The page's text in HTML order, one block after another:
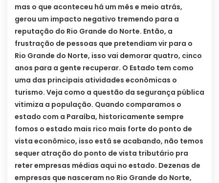
mas o que aconteceu há um mês e meio atrás,
gerou um impacto negativo tremendo para a
reputação do Rio Grande do Norte. Então, a
frustração de pessoas que pretendiam vir para o
Rio Grande do Norte, isso vai demorar quatro, cinco
anos para a gente recuperar. O Estado tem como
uma das principais atividades econômicas o
turismo. Veja como a questão da segurança pública
vitimiza a população. Quando comparamos o
estado com a Paraíba, historicamente sempre
fomos o estado mais rico mais forte do ponto de
vista econômico, isso está se acabando, não temos
sequer atração do ponto de vista tributário pra
reter empresas médias aqui no estado. Dezenas de
empresas que nasceram no Rio Grande do Norte,